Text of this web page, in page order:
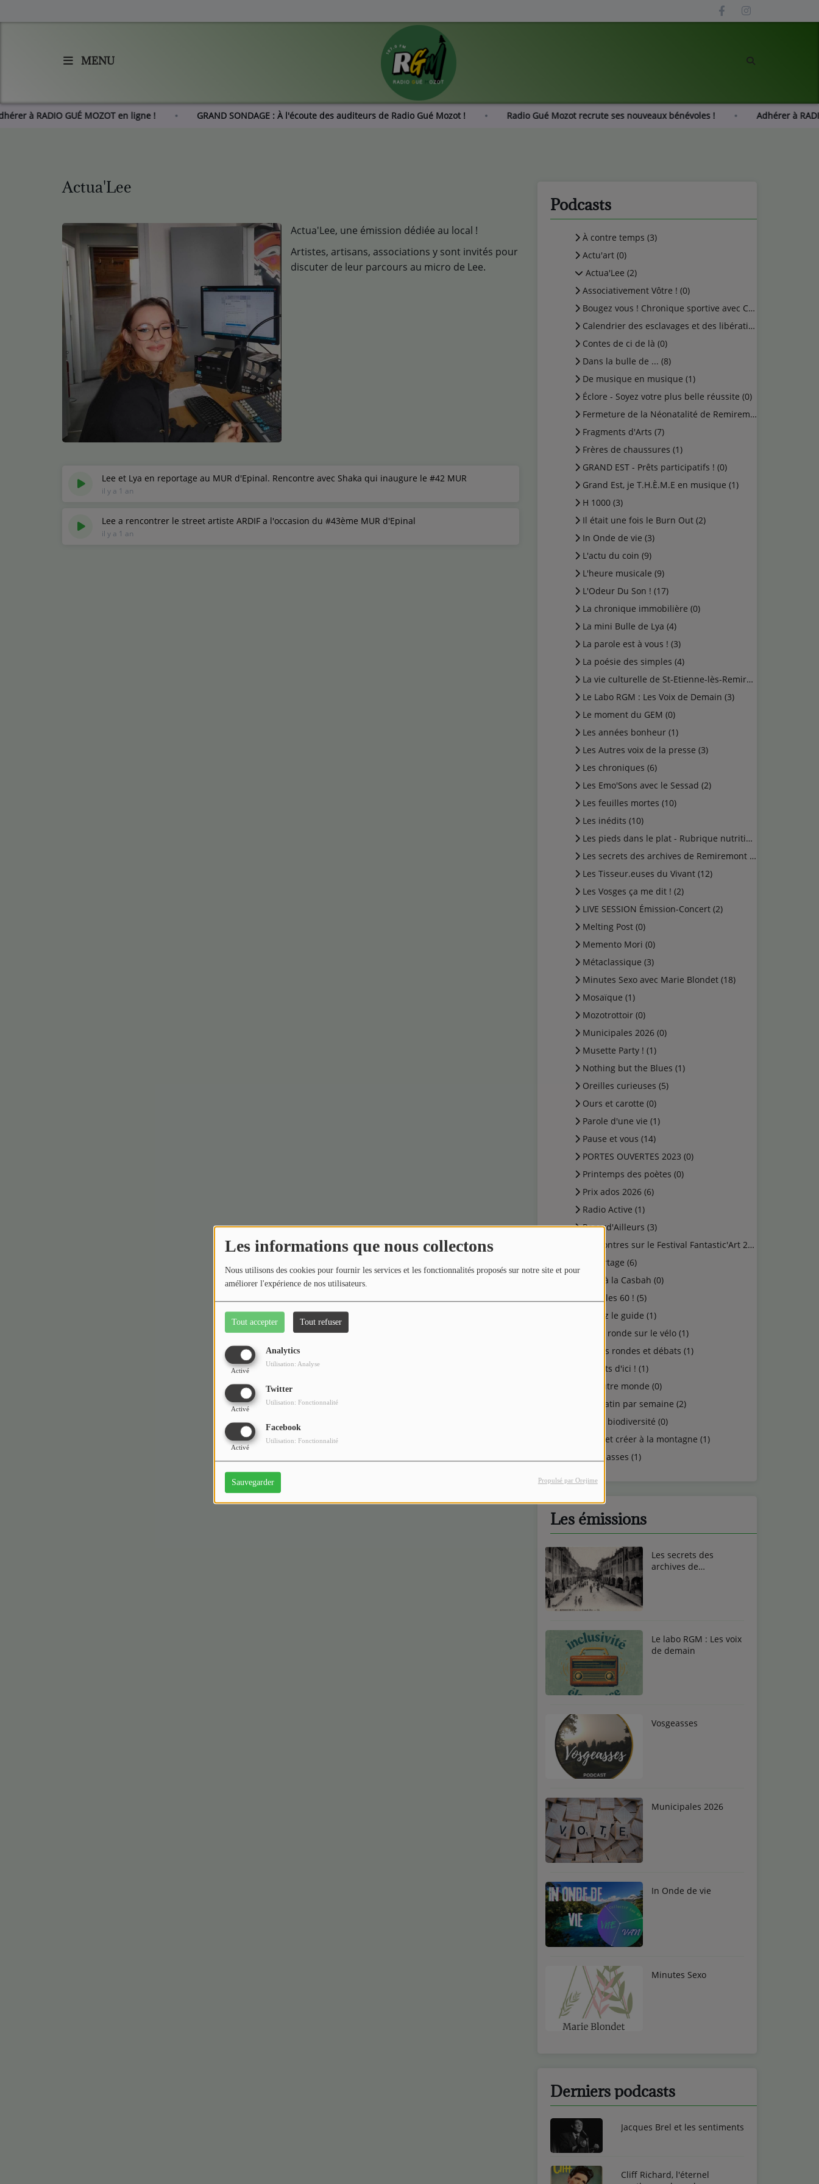
Les informations que nous collectons
Nous utilisons des cookies pour fournir les services et les fonctionnalités proposés sur notre site et pour
améliorer l'expérience de nos utilisateurs.
Tout accepter Tout refuser
Analytics
Activé
Utilisation: Analyse
Twitter
Activé
Utilisation: Fonctionnalité
Facebook
Activé
Utilisation: Fonctionnalité
Sauvegarder Propulsé par Orejime
MENU
Adhérer à RADIO GUÉ MOZOT en ligne ! GRAND SONDAGE : À l'écoute des auditeurs de Radio Gué Mozot ! Radio Gué Mozot recrute ses nouveaux bénévoles !
Agenda
Jeux Concours
Actua'Lee
Actua'Lee, une émission dédiée au local !
Artistes, artisans, associations y sont invités pour
discuter de leur parcours au micro de Lee.
Lee et Lya en reportage au MUR d'Epinal. Rencontre avec Shaka qui inaugure le #42 MUR
il y a 1 an
Lee a rencontrer le street artiste ARDIF a l'occasion du #43ème MUR d'Epinal
il y a 1 an
Podcasts
À contre temps (3)
Actu'art (0)
Actua'Lee (2)
Associativement Vôtre ! (0)
Bougez vous ! Chronique sportive avec Cédric (0)
Calendrier des esclavages et des libérations (1)
Contes de ci de là (0)
Dans la bulle de ... (8)
De musique en musique (1)
Éclore - Soyez votre plus belle réussite (0)
Fermeture de la Néonatalité de Remiremont (0)
Fragments d'Arts (7)
Frères de chaussures (1)
GRAND EST - Prêts participatifs ! (0)
Grand Est, je T.H.È.M.E en musique (1)
H 1000 (3)
Il était une fois le Burn Out (2)
In Onde de vie (3)
L'actu du coin (9)
L'heure musicale (9)
L'Odeur Du Son ! (17)
La chronique immobilière (0)
La mini Bulle de Lya (4)
La parole est à vous ! (3)
La poésie des simples (4)
La vie culturelle de St-Etienne-lès-Remiremont (1)
Le Labo RGM : Les Voix de Demain (3)
Le moment du GEM (0)
Les années bonheur (1)
Les Autres voix de la presse (3)
Les chroniques (6)
Les Emo'Sons avec le Sessad (2)
Les feuilles mortes (10)
Les inédits (10)
Les pieds dans le plat - Rubrique nutrition (0)
Les secrets des archives de Remiremont (2)
Les Tisseur.euses du Vivant (12)
Les Vosges ça me dit ! (2)
LIVE SESSION Émission-Concert (2)
Melting Post (0)
Memento Mori (0)
Métaclassique (3)
Minutes Sexo avec Marie Blondet (18)
Mosaïque (1)
Mozotrottoir (0)
Municipales 2026 (0)
Musette Party ! (1)
Nothing but the Blues (1)
Oreilles curieuses (5)
Ours et carotte (0)
Parole d'une vie (1)
Pause et vous (14)
PORTES OUVERTES 2023 (0)
Printemps des poètes (0)
Prix ados 2026 (6)
Radio Active (1)
Regard'Ailleurs (3)
Rencontres sur le Festival Fantastic'Art 2023 (0)
Reportage (6)
Rock à la Casbah (0)
Salut les 60 ! (5)
Suivez le guide (1)
Table ronde sur le vélo (1)
Tables rondes et débats (1)
Talents d'ici ! (1)
Un autre monde (0)
Un matin par semaine (2)
Vie et biodiversité (0)
Vivre et créer à la montagne (1)
Vosgeasses (1)
Les émissions
Les secrets des
archives de
Le labo RGM : Les voix
de demain
Vosgeasses
Municipales 2026
In Onde de vie
Minutes Sexo
Derniers podcasts
Jacques Brel et les sentiments
Cliff Richard, l'éternel